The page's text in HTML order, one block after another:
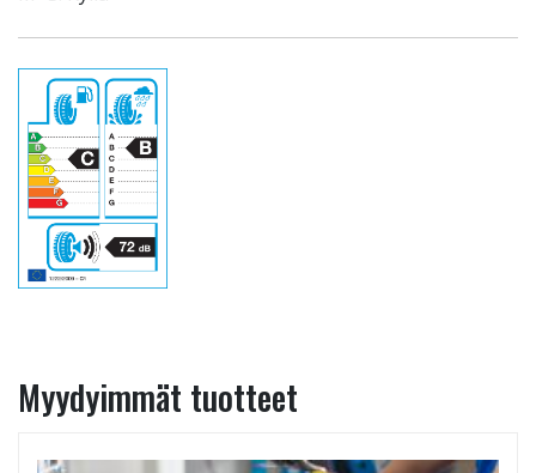
Myydyimmät tuotteet